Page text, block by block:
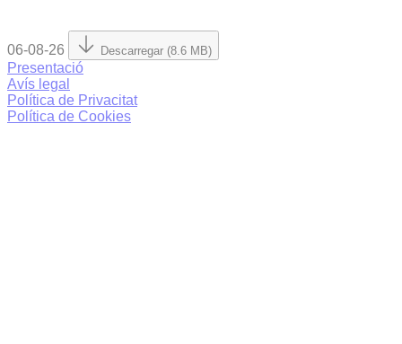
06-08-26 Descarregar (8.6 MB)
Presentació
Avís legal
Política de Privacitat
Política de Cookies